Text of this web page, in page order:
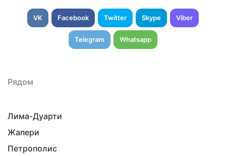
VK Facebook Twitter Skype Viber
Telegram Whatsapp
Рядом
Лима-Дуарти
Жапери
Петрополис